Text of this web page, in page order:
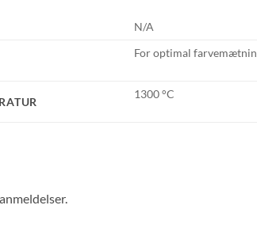
N/A
For optimal
1300 °C